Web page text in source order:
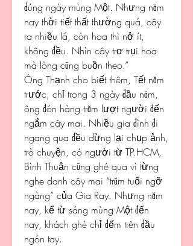
đúng ngày mùng Một. Nhưng năm
nay thời tiết thất thường quá, cây
ra nhiều lá, còn hoa thì nở ít,
không đều. Nhìn cây trơ trụi hoa
mà lòng cũng buồn theo.”
Ông Thạnh cho biết thêm, Tết năm
trước, chỉ trong 3 ngày đầu năm,
ông đón hàng trăm lượt người đến
ngắm cây mai. Nhiều gia đình đi
ngang qua đều dừng lại chụp ảnh,
trò chuyện, có người từ TP.HCM,
Bình Thuận cũng ghé qua vì từng
nghe danh cây mai “trăm tuổi ngỡ
ngàng” của Gia Ray. Nhưng năm
nay, kể từ sáng mùng Một đến
nay, khách ghé chỉ đếm trên đầu
ngón tay.